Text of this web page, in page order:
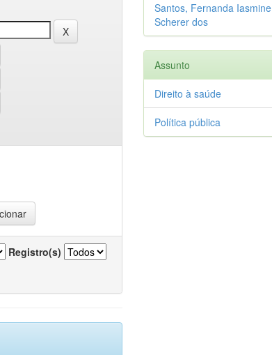
Registro(s)
Santos, Fernanda Iasmine
Scherer dos
Assunto
Direito à saúde
Política pública